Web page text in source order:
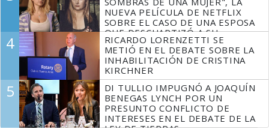
NUEVA PELÍCULA DE NETFLIX
SOBRE EL CASO DE UNA ESPOSA
QUE DESCUARTIZÓ A SU
MARIDO
4
RICARDO LORENZETTI SE
METIÓ EN EL DEBATE SOBRE LA
INHABILITACIÓN DE CRISTINA
KIRCHNER
5
DI TULLIO IMPUGNÓ A JOAQUÍN
BENEGAS LYNCH POR UN
PRESUNTO CONFLICTO DE
INTERESES EN EL DEBATE DE LA
LEY DE TIERRAS